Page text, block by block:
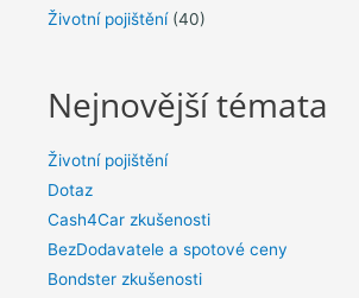
Životní pojištění(40)
Nejnovější témata
Životní pojištění
Dotaz
Cash4Car zkušenosti
BezDodavatele a spotové ceny
Bondster zkušenosti